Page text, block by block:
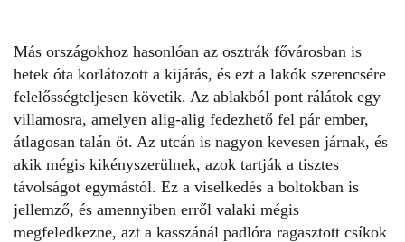
Más országokhoz hasonlóan az osztrák fővárosban is
hetek óta korlátozott a kijárás, és ezt a lakók szerencsére
felelősségteljesen követik. Az ablakból pont rálátok egy
villamosra, amelyen alig-alig fedezhető fel pár ember,
átlagosan talán öt. Az utcán is nagyon kevesen járnak, és
akik mégis kikényszerülnek, azok tartják a tisztes
távolságot egymástól. Ez a viselkedés a boltokban is
jellemző, és amennyiben erről valaki mégis
megfeledkezne, azt a kasszánál padlóra ragasztott csíkok